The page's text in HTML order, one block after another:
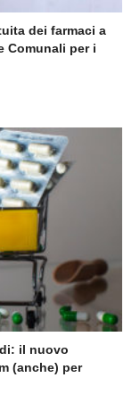
dei farmaci a
Comunali per i
il nuovo
(anche) per